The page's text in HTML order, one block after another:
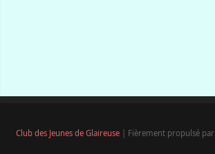
Club des Jeunes de Glaireuse| Fièrement propulsé par